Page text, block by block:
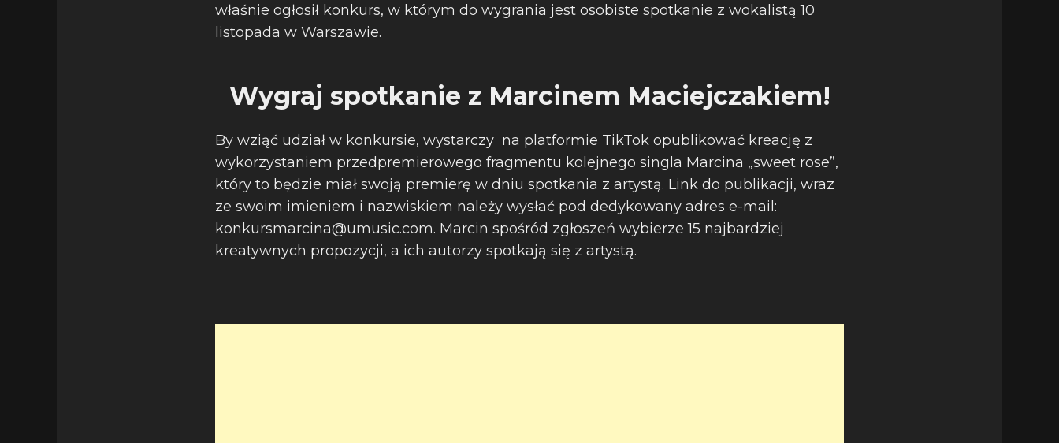
właśnie ogłosił konkurs, w którym do wygrania jest osobiste spotkanie z wokalistą 10
listopada w Warszawie.
Wygraj spotkanie z Marcinem Maciejczakiem!
By wziąć udział w konkursie, wystarczy na platformie TikTok opublikować kreację z
wykorzystaniem przedpremierowego fragmentu kolejnego singla Marcina „sweet rose”,
który to będzie miał swoją premierę w dniu spotkania z artystą. Link do publikacji, wraz
ze swoim imieniem i nazwiskiem należy wysłać pod dedykowany adres e-mail:
konkursmarcina@umusic.com. Marcin spośród zgłoszeń wybierze 15 najbardziej
kreatywnych propozycji, a ich autorzy spotkają się z artystą.